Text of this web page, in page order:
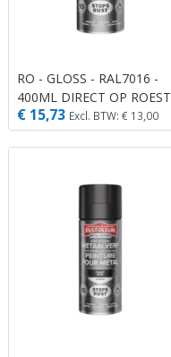
RO - GLOSS - RAL7016 -
400ML DIRECT OP ROEST
€ 15,73 Excl. BTW: € 13,00